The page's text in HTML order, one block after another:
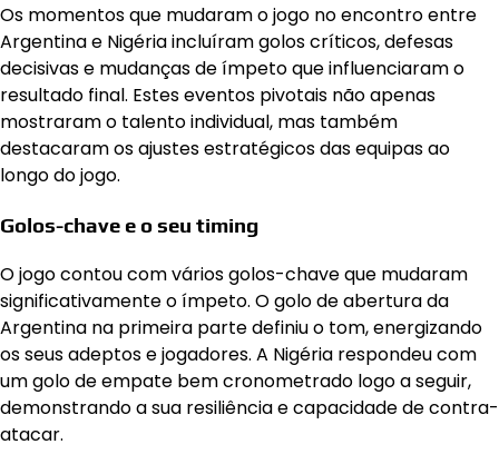
Os momentos que mudaram o jogo no encontro entre
Argentina e Nigéria incluíram golos críticos, defesas
decisivas e mudanças de ímpeto que influenciaram o
resultado final. Estes eventos pivotais não apenas
mostraram o talento individual, mas também
destacaram os ajustes estratégicos das equipas ao
longo do jogo.
Golos-chave e o seu timing
O jogo contou com vários golos-chave que mudaram
significativamente o ímpeto. O golo de abertura da
Argentina na primeira parte definiu o tom, energizando
os seus adeptos e jogadores. A Nigéria respondeu com
um golo de empate bem cronometrado logo a seguir,
demonstrando a sua resiliência e capacidade de contra-
atacar.